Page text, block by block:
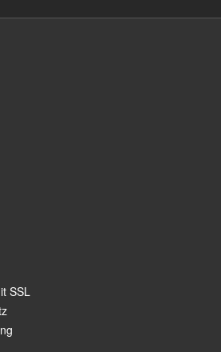
SSL